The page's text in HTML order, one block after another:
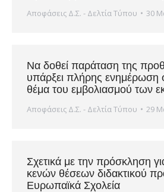
Αποφάσεις Δ.Σ. - Δελτία Τύπου 30
Να δοθεί παράταση της
υπάρξει πλήρης ενημέρωση
θέμα του εμβολιασμού των
Αποφάσεις Δ.Σ. - Δελτία Τύπου 29
Σχετικά με την πρόσκληση
κενών θέσεων διδακτικού
Ευρωπαϊκά Σχολεία